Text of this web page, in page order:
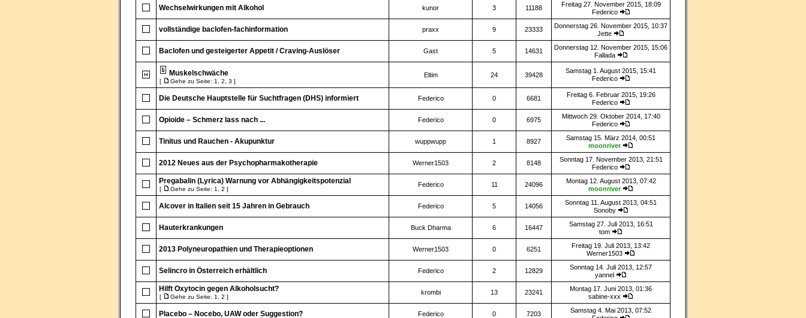
Wechselwirkungen mit Alkohol kunor 3 11188
Freitag 27. November 2015, 18:09
Federico
vollständige baclofen-fachinformation praxx 9 23333
Donnerstag 26. November 2015, 10:37
Jette
Baclofen und gesteigerter Appetit / Craving-Auslöser Gast 5 14631
Donnerstag 12. November 2015, 15:06
Fallada
Muskelschwäche
[ Gehe zu Seite: 1 2 3 ]
Eltim 24 39428
Samstag 1. August 2015, 15:41
Federico
Die Deutsche Hauptstelle für Suchtfragen (DHS) informiert Federico 0 6681
Freitag 6. Februar 2015, 19:26
Federico
Opioide – Schmerz lass nach ... Federico 0 6975
Mittwoch 29. Oktober 2014, 17:40
Federico
Tinitus und Rauchen - Akupunktur wuppwupp 1 8927
Samstag 15. März 2014, 00:51
moonriver
2012 Neues aus der Psychopharmakotherapie Werner1503 2 8148
Sonntag 17. November 2013, 21:51
Federico
Pregabalin (Lyrica) Warnung vor Abhängigkeitspotenzial
[ Gehe zu Seite: 1 2 ]
Federico 11 24096
Montag 12. August 2013, 07:42
moonriver
Alcover in Italien seit 15 Jahren in Gebrauch Federico 5 14056
Sonntag 11. August 2013, 04:51
Sonoby
Hauterkrankungen Buck Dharma 6 16447
Samstag 27. Juli 2013, 16:51
tom
2013 Polyneuropathien und Therapieoptionen Werner1503 0 6251
Freitag 19. Juli 2013, 13:42
Werner1503
Selincro in Österreich erhältlich Federico 2 12829
Sonntag 14. Juli 2013, 12:57
yannel
Hilft Oxytocin gegen Alkoholsucht?
[ Gehe zu Seite: 1 2 ]
krombi 13 23241
Montag 17. Juni 2013, 01:36
sabine-xxx
Placebo – Nocebo, UAW oder Suggestion? Federico 0 7203
Samstag 4. Mai 2013, 07:52